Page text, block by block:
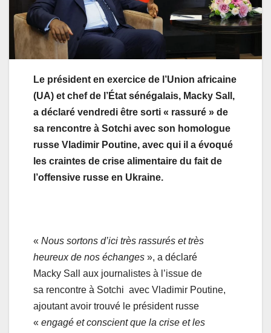
Le président en exercice de l’Union africaine
(UA) et chef de l’État sénégalais, Macky Sall,
a déclaré vendredi être sorti « rassuré » de
sa rencontre à Sotchi avec son homologue
russe Vladimir Poutine, avec qui il a évoqué
les craintes de crise alimentaire du fait de
l’offensive russe en Ukraine.
« Nous sortons d’ici très rassurés et très
heureux de nos échanges », a déclaré
Macky Sall aux journalistes à l’issue de
sa rencontre à Sotchi avec Vladimir Poutine,
ajoutant avoir trouvé le président russe
« engagé et conscient que la crise et les